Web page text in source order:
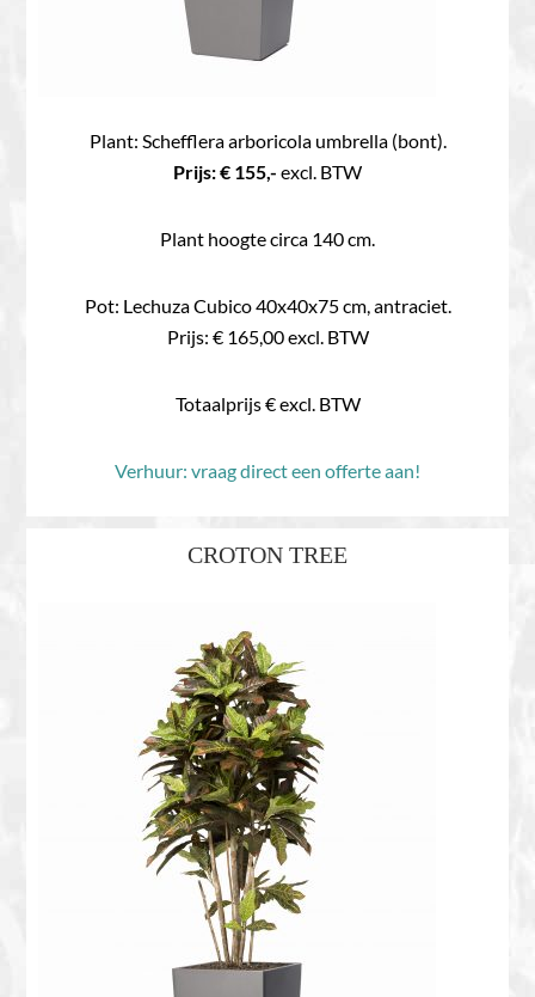
Plant: Schefflera arboricola umbrella (bont).
Prijs: € 155,- excl. BTW
Plant hoogte circa 140 cm.
Pot: Lechuza Cubico 40x40x75 cm, antraciet.
Prijs: € 165,00 excl. BTW
Totaalprijs € excl. BTW
Verhuur: vraag direct een offerte aan!
CROTON TREE